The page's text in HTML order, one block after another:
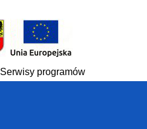
Serwisy programów